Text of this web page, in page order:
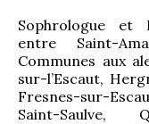
Sophrologue et
entre Saint-
Communes aux
sur-l’Escaut,
Fresnes-sur-
Saint-Saulve,